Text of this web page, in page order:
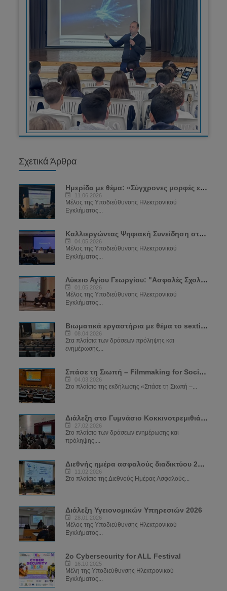
Σχετικά Άρθρα
Ημερίδα με θέμα: «Σύγχρονες μορφές εξάρτησης: SEXTING και VAPING»
11.06.2026
Μέλος της Υποδιεύθυνσης Ηλεκτρονικού
Εγκλήματος...
Καλλιεργώντας Ψηφιακή Συνείδηση στην Εποχή της Τεχνολογίας
04.05.2026
Μέλος της Υποδιεύθυνσης Ηλεκτρονικού
Εγκλήματος...
Λύκειο Αγίου Γεωργίου: "Ασφαλές Σχολείο για το Διαδίκτυο"
01.05.2026
Μέλος της Υποδιεύθυνσης Ηλεκτρονικού
Εγκλήματος...
Βιωματικά εργαστήρια με θέμα το sexting
08.04.2026
Στα πλαίσια των δράσεων πρόληψης και
ενημέρωσης...
Σπάσε τη Σιωπή – Filmmaking for Social Change
04.03.2026
Στο πλαίσιο της εκδήλωσης «Σπάσε τη Σιωπή –...
Διάλεξη στο Γυμνάσιο Κοκκινοτρεμιθιάς για το Sexting
27.02.2026
Στο πλαίσιο των δράσεων ενημέρωσης και
πρόληψης,...
Διεθνής ημέρα ασφαλούς διαδικτύου 2026
11.02.2026
Στο πλαίσιο της Διεθνούς Ημέρας Ασφαλούς...
Διάλεξη Υγειονομικών Υπηρεσιών 2026
28.01.2026
Μέλος της Υποδιεύθυνσης Ηλεκτρονικού
Εγκλήματος...
2ο Cybersecurity for ALL Festival
16.10.2025
Μέλη της Υποδιεύθυνσης Ηλεκτρονικού
Εγκλήματος...